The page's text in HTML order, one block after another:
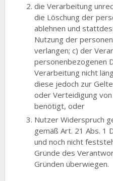
die Verarbeitung
die Löschung der
ablehnen und
Nutzung der
verlangen; c) der
personenbezogenen
Verarbeitung nicht
diese jedoch zur
oder Verteidigung
benötigt, oder
Nutzer Widerspruch
gemäß Art. 21 Abs. 1
und noch nicht
Gründe des
Gründen überwiegen.